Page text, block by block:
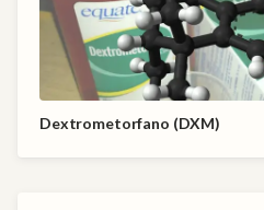
Dextrometorfano (DXM)